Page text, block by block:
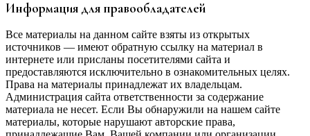
Информация для правообладателей
Все материалы на данном сайте взяты из открытых
источников — имеют обратную ссылку на материал в
интернете или присланы посетителями сайта и
предоставляются исключительно в ознакомительных целях.
Права на материалы принадлежат их владельцам.
Администрация сайта ответственности за содержание
материала не несет. Если Вы обнаружили на нашем сайте
материалы, которые нарушают авторские права,